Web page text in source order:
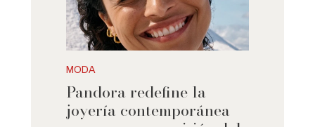
MODA
Pandora redefine la
joyería contemporánea